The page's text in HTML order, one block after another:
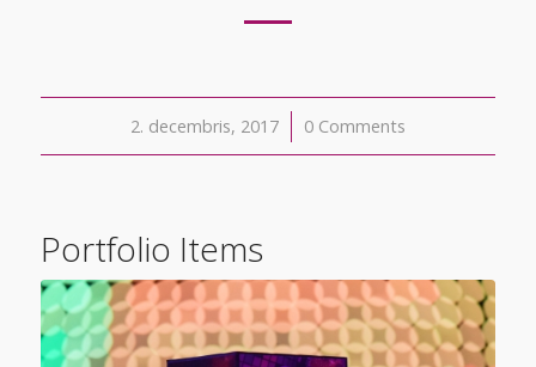
2. decembris, 2017
/ 0 Comments
Portfolio Items